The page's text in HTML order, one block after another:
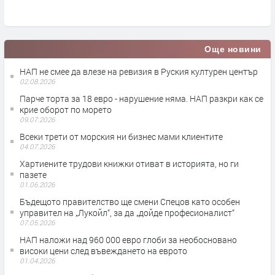
Още новини
НАП не смее да влезе на ревизия в Руския културен център
02.08.2026
Парче торта за 18 евро - нарушение няма. НАП разкри как се
крие оборот по морето
09.07.2026
Всеки трети от морския ни бизнес мами клиентите
04.07.2026
Хартиените трудови книжки отиват в историята, но ги
пазете
01.06.2026
Бъдещото правителство ще смени Спецов като особен
управител на „Лукойл“, за да „дойде професионалист“
07.05.2026
НАП наложи над 960 000 евро глоби за необосновано
високи цени след въвеждането на еврото
01.04.2026